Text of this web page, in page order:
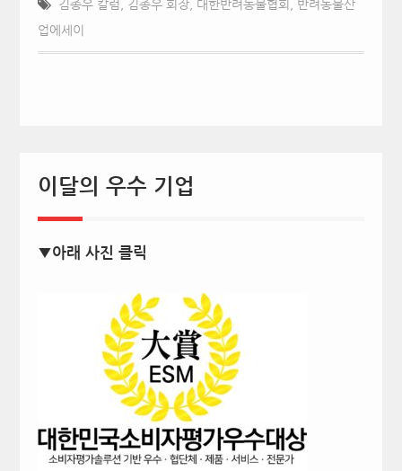
김종우 칼럼 김종우 회장, 대한반려동물협회 반려동물산
업에세이
이달의 우수 기업
▼아래 사진 클릭